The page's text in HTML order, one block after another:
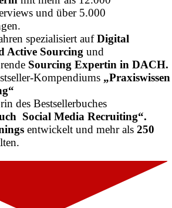
undüber 5.000
spezialisiert aufDigital
Active Sourcingund
Sourcing Expertin in DACH.
Kompendiums „Praxiswissen
des Bestsellerbuches
Social Media Recruiting“.
entwickelt undmehr als250